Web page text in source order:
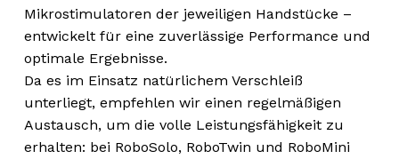
Mikrostimulatoren der jeweiligen Handstücke –
entwickelt für eine zuverlässige Performance und
optimale Ergebnisse.
Da es im Einsatz natürlichem Verschleiß
unterliegt, empfehlen wir einen regelmäßigen
Austausch, um die volle Leistungsfähigkeit zu
erhalten: bei RoboSolo, RoboTwin und RoboMini